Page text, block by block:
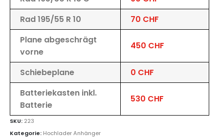
Rad 195/55 R 10
70 CHF
Plane abgeschrägt
vorne
450 CHF
Schiebeplane
0 CHF
Batteriekasten inkl.
Batterie
530 CHF
SKU: 223
Kategorie: Hochlader Anhänger